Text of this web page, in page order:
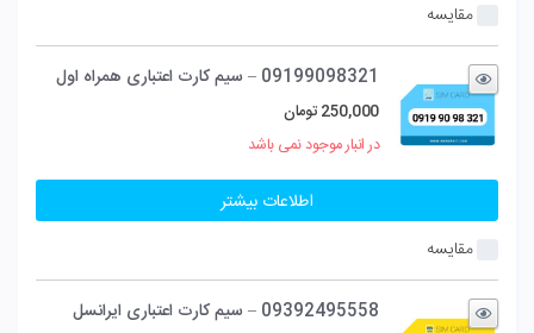
مقایسه
09199098321 – سیم کارت اعتباری همراه اول
250,000 تومان
در انبار موجود نمی باشد
اطلاعات بیشتر
مقایسه
09392495558 – سیم کارت اعتباری ایرانسل